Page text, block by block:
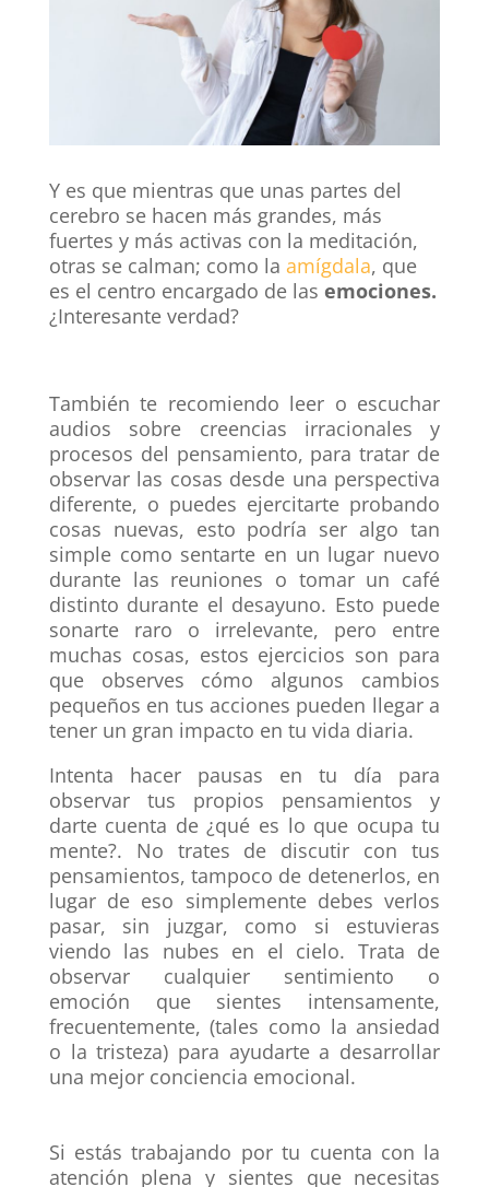
Y es que mientras que unas partes del
cerebro se hacen más grandes, más
fuertes y más activas con la meditación,
otras se calman; como la amígdala, que
es el centro encargado de las emociones.
¿Interesante verdad?
También te recomiendo leer o escuchar
audios sobre creencias irracionales y
procesos del pensamiento, para tratar de
observar las cosas desde una perspectiva
diferente, o puedes ejercitarte probando
cosas nuevas, esto podría ser algo tan
simple como sentarte en un lugar nuevo
durante las reuniones o tomar un café
distinto durante el desayuno. Esto puede
sonarte raro o irrelevante, pero entre
muchas cosas, estos ejercicios son para
que observes cómo algunos cambios
pequeños en tus acciones pueden llegar a
tener un gran impacto en tu vida diaria.
Intenta hacer pausas en tu día para
observar tus propios pensamientos y
darte cuenta de ¿qué es lo que ocupa tu
mente?. No trates de discutir con tus
pensamientos, tampoco de detenerlos, en
lugar de eso simplemente debes verlos
pasar, sin juzgar, como si estuvieras
viendo las nubes en el cielo. Trata de
observar cualquier sentimiento o
emoción que sientes intensamente,
frecuentemente, (tales como la ansiedad
o la tristeza) para ayudarte a desarrollar
una mejor conciencia emocional.
Si estás trabajando por tu cuenta con la
atención plena y sientes que necesitas